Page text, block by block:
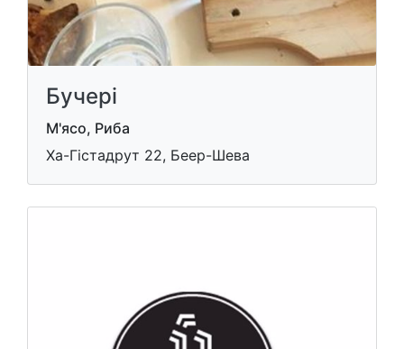
Бучері
М'ясо, Риба
Ха-Гістадрут 22, Беер-Шева